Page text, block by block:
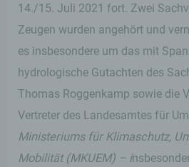
14./15. Juli 2021 fort. Zwei
Zeugen wurden angehört und
es insbesondere um das mit
hydrologische Gutachten des
Thomas Roggenkamp sowie die
Vertreter des Landesamtes für
Ministeriums für Klimaschutz,
Mobilität (MKUEM) – i